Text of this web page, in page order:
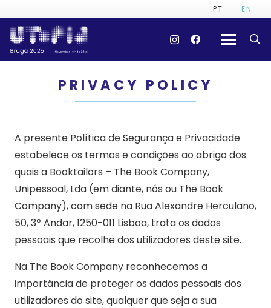
PT EN
PRIVACY POLICY
A presente Política de Segurança e Privacidade
estabelece os termos e condições ao abrigo dos
quais a Booktailors – The Book Company,
Unipessoal, Lda (em diante, nós ou The Book
Company), com sede na Rua Alexandre Herculano,
50, 3º Andar, 1250-011 Lisboa, trata os dados
pessoais que recolhe dos utilizadores deste site.
Na The Book Company reconhecemos a
importância de proteger os dados pessoais dos
utilizadores do site, qualquer que seja a sua